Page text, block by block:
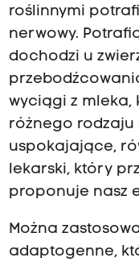
roślinnymi
nerwowy.
dochodzi u
wyciągi z mleka,
różnego rodzaju
uspokajające,
lekarski, który
proponuje nasz
Można
adaptogenne,